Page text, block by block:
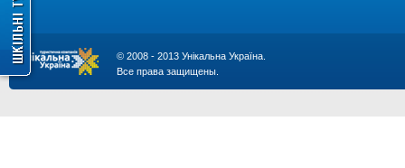
© 2008 - 2013 Унікальна Україна.
Все права защищены.